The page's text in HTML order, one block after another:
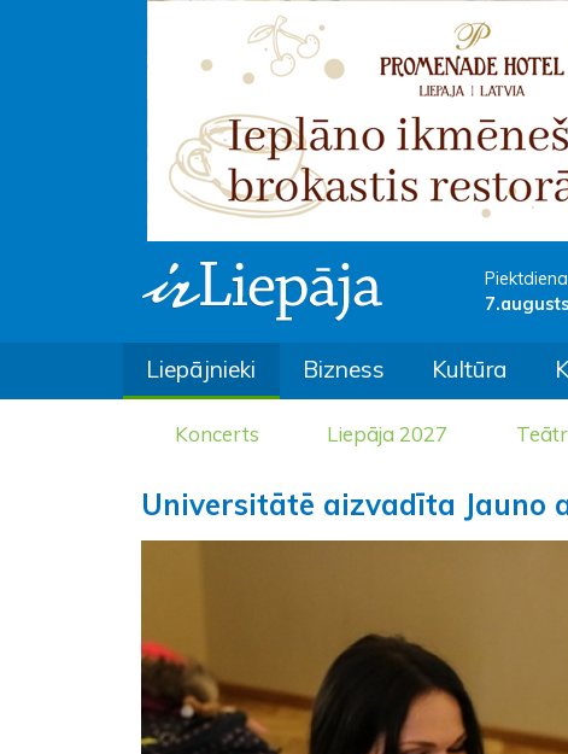
7.augusts
Liepājnieki Bizness Kultūra
Koncerts Liepāja 2027
Universitātē aizvadīta Jauno